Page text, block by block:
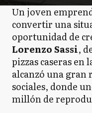
Un joven
convertir una
oportunidad de
Lorenzo Sassi,
pizzas caseras en
alcanzó una gran
sociales, donde
millón de